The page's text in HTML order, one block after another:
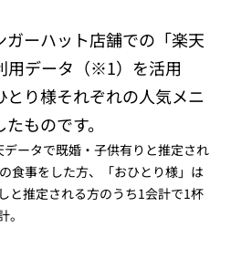
ーハット店舗での「楽天
用データ（※1）を活用
とり様それぞれの人気メニ
ものです。
ータで既婚・子供有りと推定され
食事をした方、「おひとり様」は
と推定される方のうち1会計で1杯